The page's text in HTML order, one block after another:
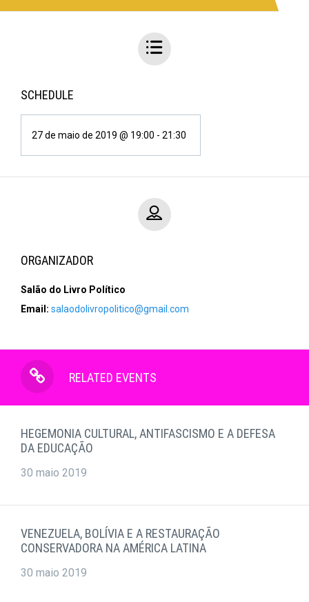
SCHEDULE
27 de maio de 2019 @ 19:00 - 21:30
ORGANIZADOR
Salão do Livro Político
Email: salaodolivropolitico@gmail.com
RELATED EVENTS
HEGEMONIA CULTURAL, ANTIFASCISMO E A DEFESA
DA EDUCAÇÃO
30 maio 2019
VENEZUELA, BOLÍVIA E A RESTAURAÇÃO
CONSERVADORA NA AMÉRICA LATINA
30 maio 2019